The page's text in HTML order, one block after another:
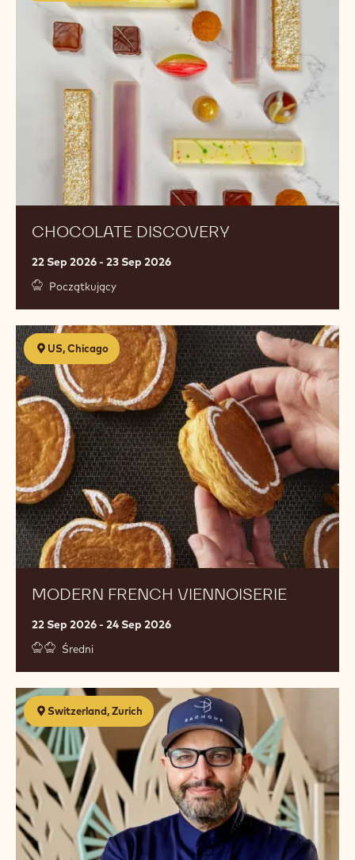
CHOCOLATE DISCOVERY
22 Sep 2026 - 23 Sep 2026
Początkujący
US, Chicago
MODERN FRENCH VIENNOISERIE
22 Sep 2026 - 24 Sep 2026
Średni
Modern
French
Viennoiserie
Switzerland, Zurich
Viennoiserie
with
Antonio
Bachour